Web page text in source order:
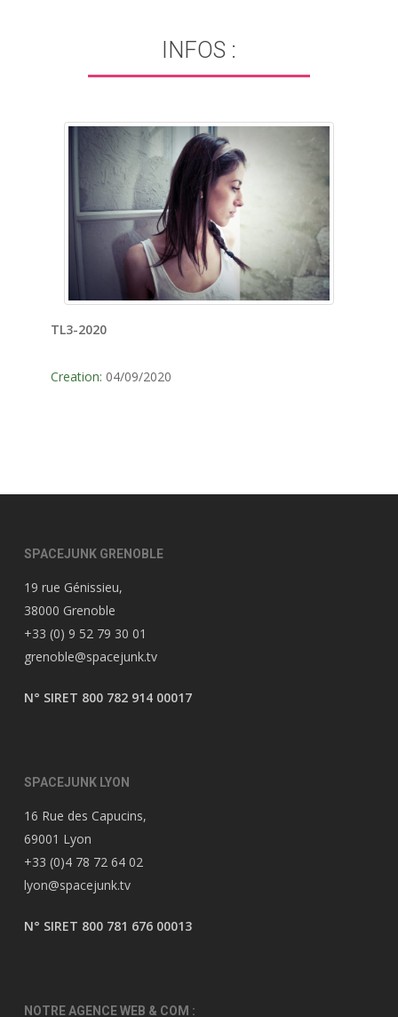
INFOS :
TL3-2020
Creation: 04/09/2020
SPACEJUNK GRENOBLE
19 rue Génissieu,
38000 Grenoble
+33 (0) 9 52 79 30 01
grenoble@spacejunk.tv
N° SIRET 800 782 914 00017
SPACEJUNK LYON
16 Rue des Capucins,
69001 Lyon
+33 (0)4 78 72 64 02
lyon@spacejunk.tv
N° SIRET 800 781 676 00013
NOTRE AGENCE WEB & COM :